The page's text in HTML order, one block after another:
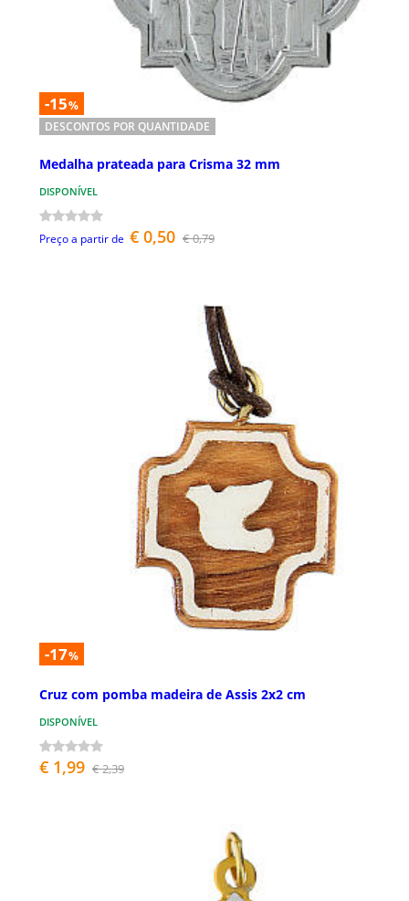
-15%
DESCONTOS POR QUANTIDADE
Medalha prateada para Crisma 32 mm
DISPONÍVEL
Preço a partir de € 0,50 € 0,79
-17%
Cruz com pomba madeira de Assis 2x2 cm
DISPONÍVEL
€ 1,99 € 2,39